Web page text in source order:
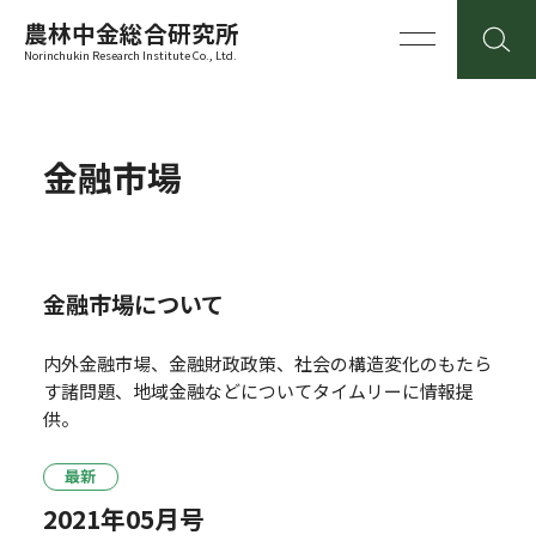
農林中金総合研究所
Norinchukin Research Institute Co., Ltd.
金融市場
金融市場について
内外金融市場、金融財政政策、社会の構造変化のもたら
す諸問題、地域金融などについてタイムリーに情報提
供。
最新
2021年05月号